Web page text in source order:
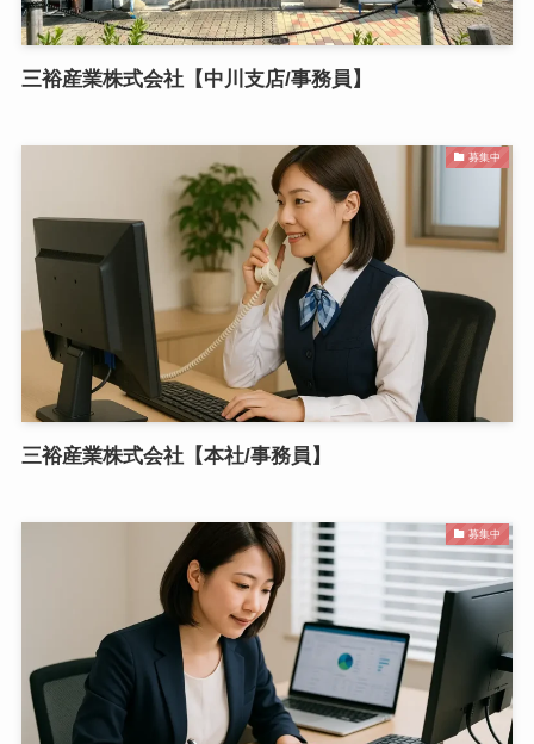
三裕産業株式会社【中川支店/事務員】
募集中
三裕産業株式会社【本社/事務員】
募集中